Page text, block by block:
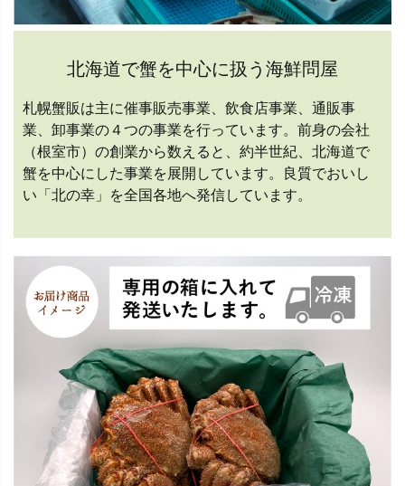
北海道で蟹を中心に扱う海鮮問屋
札幌蟹販は主に催事販売事業、飲食店事業、通販事
業、卸事業の４つの事業を行っています。前身の会社
（根室市）の創業から数えると、約半世紀、北海道で
蟹を中心にした事業を展開しています。良質でおいし
い「北の幸」を全国各地へ発信しています。